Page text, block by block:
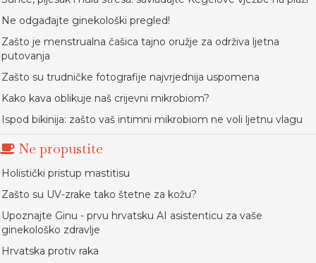
Ne odgađajte ginekološki pregled!
Zašto je menstrualna čašica tajno oružje za održiva ljetna
putovanja
Zašto su trudničke fotografije najvrjednija uspomena
Kako kava oblikuje naš crijevni mikrobiom?
Ispod bikinija: zašto vaš intimni mikrobiom ne voli ljetnu vlagu
Ne propustite
Holistički pristup mastitisu
Zašto su UV-zrake tako štetne za kožu?
Upoznajte Ginu - prvu hrvatsku AI asistenticu za vaše
ginekološko zdravlje
Hrvatska protiv raka